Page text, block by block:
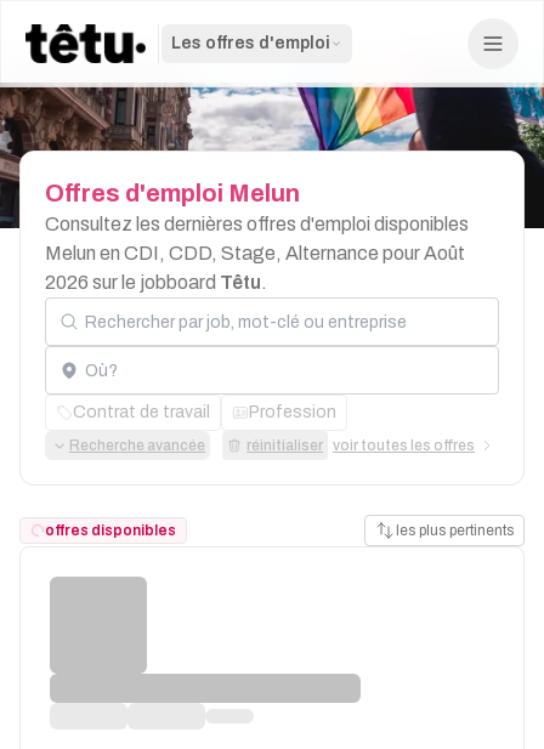
Les offres d'emploi
Offres d'emploi Melun
Consultez les dernières offres d'emploi disponibles
Melun en CDI, CDD, Stage, Alternance pour Août
2026 sur le jobboard Têtu.
Rechercher par job, mot-clé ou entreprise
Localisation
Contrat de travail Profession
Recherche avancée réinitialiser voir toutes les offres
offres disponibles les plus pertinents